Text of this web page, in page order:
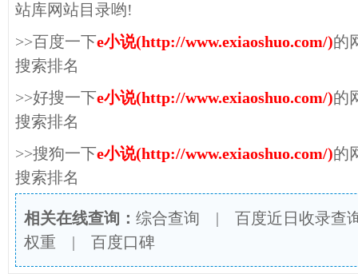
站库网站目录哟!
>>百度一下e小说(http://www.exiaoshuo.com/)的
搜索排名
>>好搜一下e小说(http://www.exiaoshuo.com/)的
搜索排名
>>搜狗一下e小说(http://www.exiaoshuo.com/)的
搜索排名
相关在线查询： 综合查询 | 百度近日收录查
权重 | 百度口碑